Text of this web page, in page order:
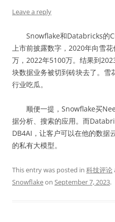
Leave a reply
Snowflake和Databricks的
上市前披露数字，2020年向雪
万，2022年5100万。结果到
块数据业务被切到砖块去了。雪
行业吃瓜。
顺便一提，Snowflake买
据分析、搜索的应用。而
DB4AI，让客户可以在他的数据
的私有大模型。
This entry was posted in 科技评论
Snowflakeon September 7, 2023.